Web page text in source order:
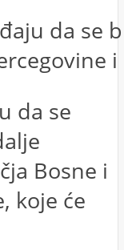
da se
da se
Bosne i
koje će